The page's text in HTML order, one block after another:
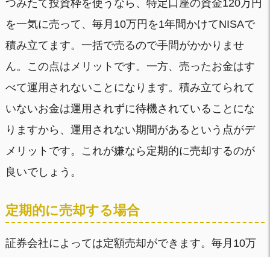
つみたて投資枠を使うなら、特定口座の資金120万円
を一気に売って、毎月10万円を1年間かけてNISAで
積み立てます。一括で売るので手間がかかりませ
ん。この点はメリットです。一方、売ったお金はす
べて運用されないことになります。積み立てられて
いないお金は運用されずに待機されていることにな
りますから、運用されない期間があるという点がデ
メリットです。これが嫌なら定期的に売却するのが
良いでしょう。
定期的に売却する場合
証券会社によっては定額売却ができます。毎月10万